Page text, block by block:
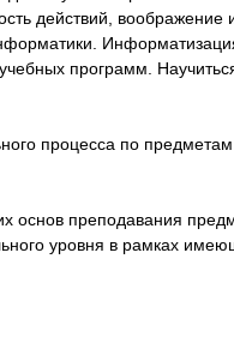
действий, воображение
программ.
процесса по
основ преподавания
уровня в рамках